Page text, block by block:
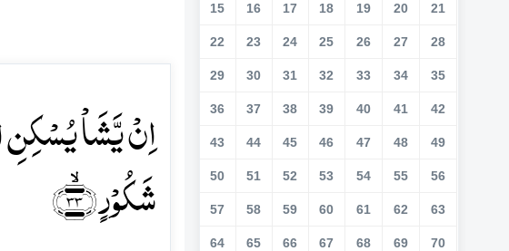
اِنۡ یَّشَاۡ یُسۡکِنِ
شَکُوۡرٍ ﴿ۙ۳۳﴾
15 16 17 18 19 20 21
22 23 24 25 26 27 28
29 30 31 32 33 34 35
36 37 38 39 40 41 42
43 44 45 46 47 48 49
50 51 52 53 54 55 56
57 58 59 60 61 62 63
64 65 66 67 68 69 70